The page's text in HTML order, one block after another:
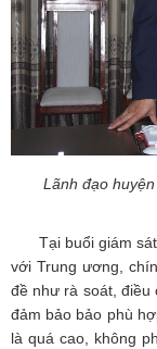
Lãnh đạo
Tại buổi giám
với Trung ương,
đề như rà soát, điều
đảm bảo bảo phù
là quá cao, không